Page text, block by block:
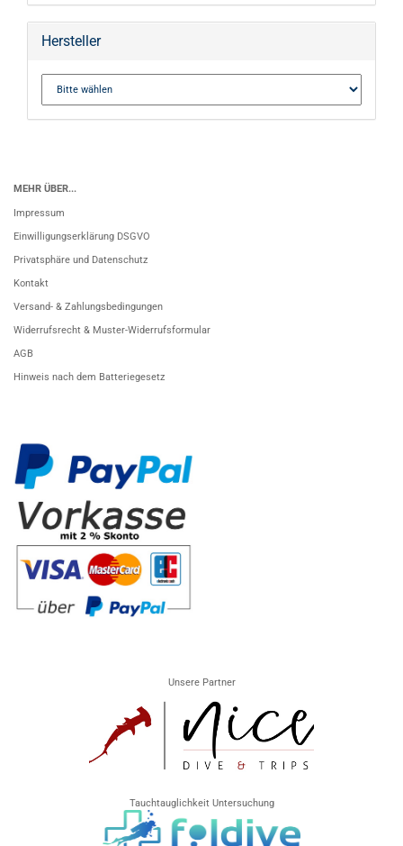
Hersteller
MEHR ÜBER...
Impressum
Einwilligungserklärung DSGVO
Privatsphäre und Datenschutz
Kontakt
Versand- & Zahlungsbedingungen
Widerrufsrecht & Muster-Widerrufsformular
AGB
Hinweis nach dem Batteriegesetz
Unsere Partner
Tauchtauglichkeit Untersuchung